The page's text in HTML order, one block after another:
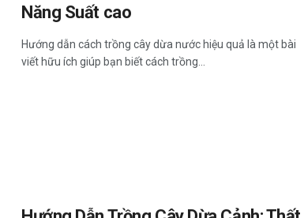
Năng Suất cao
Hướng dẫn cách trồng cây dừa nước hiệu quả là một bài
viết hữu ích giúp bạn biết cách trồng...